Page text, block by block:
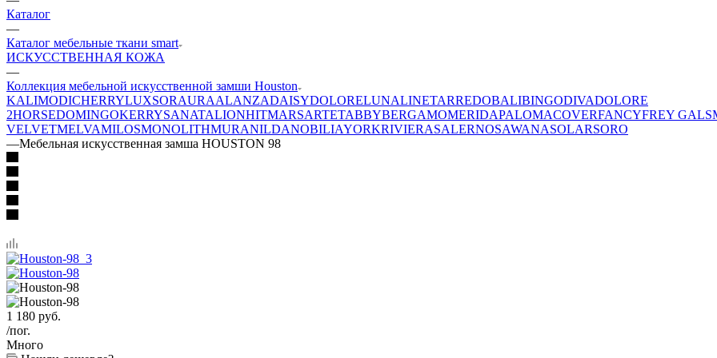
Каталог
—
Каталог мебельные ткани smart
ИСКУССТВЕННАЯ КОЖА
—
Коллекция мебельной искусственной замши Houston
KALIMODICHERRYLUXSORAURAALANZADAISYDOLORELUNALINETARREDOBALIBINGODIVADOLORE
2HORSEDOMINGOKERRYSANATALIONHITMARSARTETABBYBERGAMOMERIDAPALOMACOVERFANCYFREY GALS
VELVETMELVAMILOSMONOLITHMURANILDANOBILIAYORKRIVIERASALERNOSAWANASOLARSORO
—Мебельная искусственная замша HOUSTON 98
1 180 руб.
/пог.
Много